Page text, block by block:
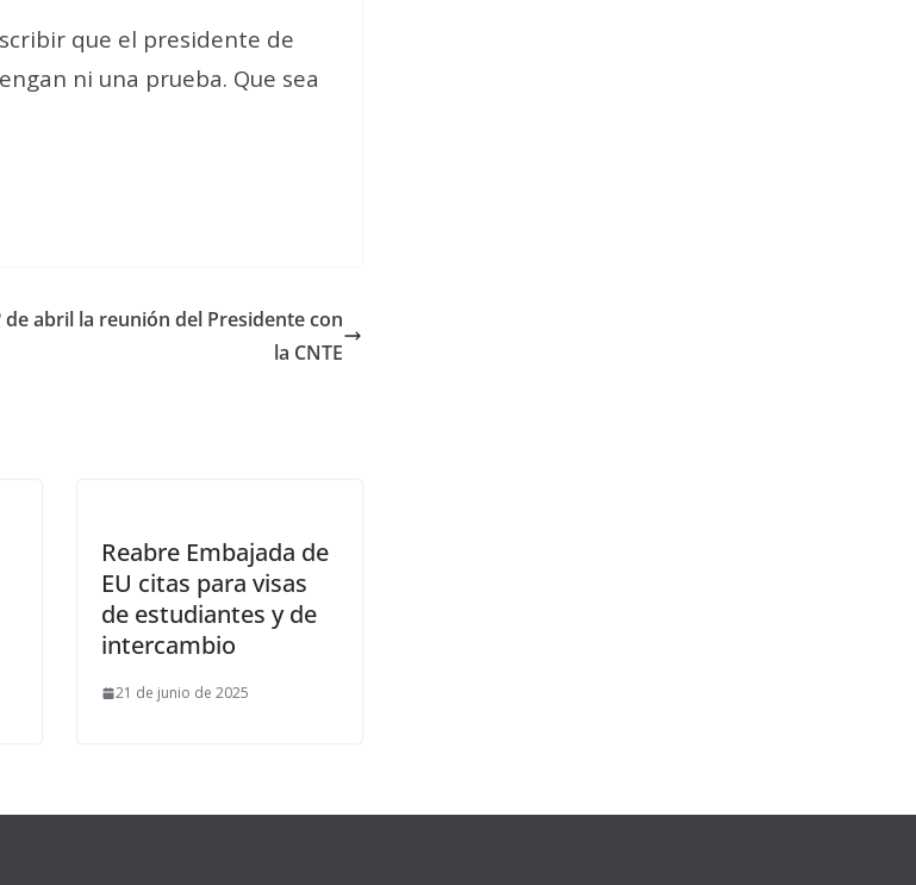
que el presidente de
ni una prueba. Que sea
de abril la reunión del Presidente con
la CNTE
Reabre Embajada de
EU citas para visas
de estudiantes y de
intercambio
21 de junio de 2025